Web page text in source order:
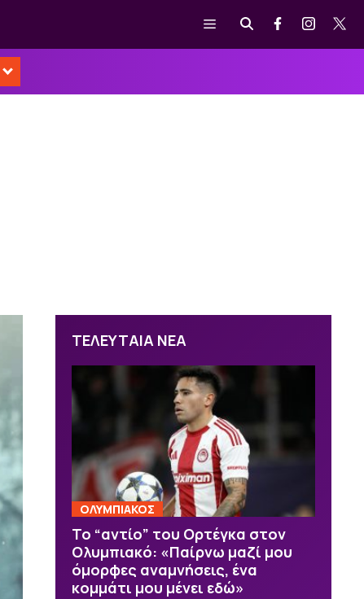
Μενού
ΤΕΛΕΥΤΑΙΑ ΝΕΑ
ΟΛΥΜΠΙΑΚΟΣ
Το “αντίο” του Ορτέγκα στον
Ολυμπιακό: «Παίρνω μαζί μου
όμορφες αναμνήσεις, ένα
κομμάτι μου μένει εδώ»